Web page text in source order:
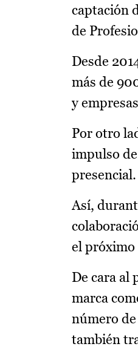
captación
de
Desde
más de
y
Por otro
impulso
presencial.
Así,
el próximo
De cara al
marca
número
también